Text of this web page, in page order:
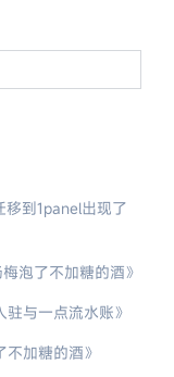
到1panel出现了
泡了不加糖的酒》
驻与一点流水账》
不加糖的酒》